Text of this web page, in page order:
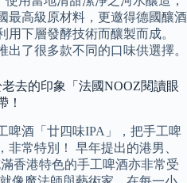
最高級原材料，更邀得德國釀酒
下層發酵技術而釀製而成。
了很多款不同的口味供選擇。
去的印象「法國NOOZ閱讀眼
！
啤酒「廿四味IPA」，把手工啤
常特別！ 早年提出的港男、
香港特色的手工啤酒亦非常受